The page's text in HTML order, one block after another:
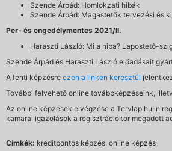
Szende Árpád: Homlokzati hibák
Szende Árpád: Magastetők tervezési és
Per- és engedélymentes 2021/II.
Haraszti László: Mi a hiba? Lapostető-
Szende Árpád és Haraszti László előadásait
A fenti képzésre ezen a linken keresztül
További felvehető online továbbképzéseink,
Az online képzések elvégzése a Tervlap.hu-n
kamarai igazolások a regisztrációkor megadott
Címkék: kreditpontos képzés, online képzés